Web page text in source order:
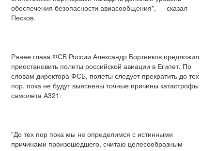
обеспечения безопасности авиасообщения", — сказал
Песков.
Ранее глава ФСБ России Александр Бортников предложил
приостановить полеты российской авиации в Египет. По
словам директора ФСБ, полеты следует прекратить до тех
пор, пока не будут выяснены точные причины катастрофы
самолета А321.
"До тех пор пока мы не определимся с истинными
причинами произошедшего, считаю целесообразным